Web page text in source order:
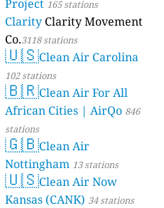
Project 165 stations
Clarity Clarity Movement
Co.3118 stations
🇺🇸Clean Air Carolina
102 stations
🇧🇷Clean Air For All
African Cities | AirQo 846
stations
🇬🇧Clean Air
Nottingham 13 stations
🇺🇸Clean Air Now
Kansas (CANK) 34 stations